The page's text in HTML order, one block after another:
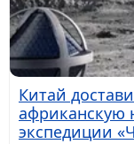
Китай
африканскую
экспедиции